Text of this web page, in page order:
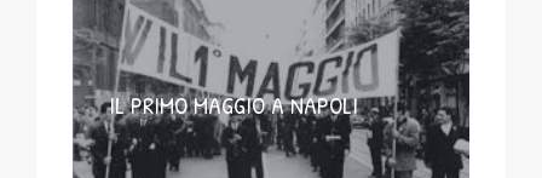
IL PRIMO MAGGIO A NAPOLI